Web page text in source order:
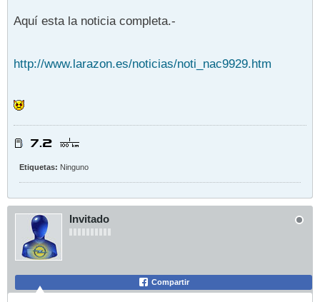
Aquí esta la noticia completa.-
http://www.larazon.es/noticias/noti_nac9929.htm
Etiquetas: Ninguno
Invitado
Compartir